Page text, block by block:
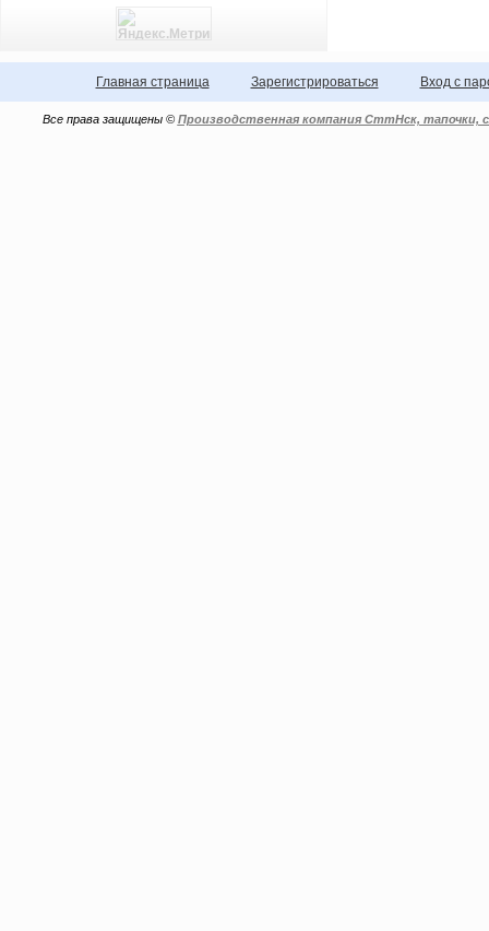
Главная страница Зарегистрироваться Вход с
Все права защищены © Производственная компания СттНск, тапочки,